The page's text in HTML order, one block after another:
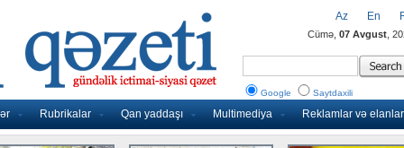
Rubrikalar Qan yaddaşı Multimediya Reklamlar və elanlar
Az En
Cümə, 07 Avgust ,
Google Saytdaxili